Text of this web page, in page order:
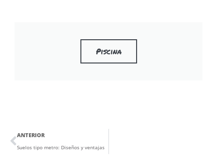
Piscina
ANTERIOR
Suelos tipo metro: Diseños y ventajas